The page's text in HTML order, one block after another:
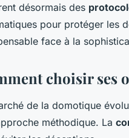
désormais des
pour protéger les
face à la
choisir ses
de la domotique
méthodique. La